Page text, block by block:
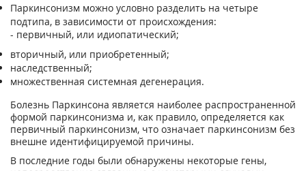
Паркинсонизм можно условно разделить на четыре
подтипа, в зависимости от происхождения:
- первичный, или идиопатический;
вторичный, или приобретенный;
наследственный;
множественная системная дегенерация.
Болезнь Паркинсона является наиболее распространенной
формой паркинсонизма и, как правило, определяется как
первичный паркинсонизм, что означает паркинсонизм без
внешне идентифицируемой причины.
В последние годы были обнаружены некоторые гены,